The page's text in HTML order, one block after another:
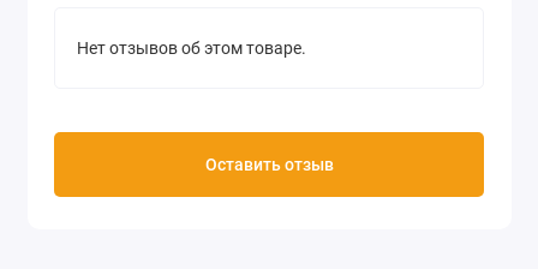
Нет отзывов об этом товаре.
Оставить отзыв